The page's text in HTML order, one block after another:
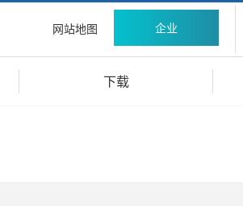
网站地图 企业
下载